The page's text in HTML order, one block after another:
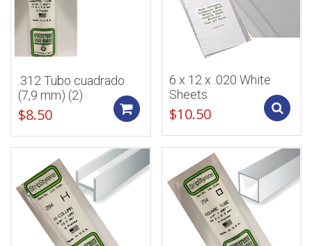
.312 Tubo cuadrado
(7,9 mm) (2)
$8.50 Add to cart
6 x 12 x .020 White
Sheets
$10.50